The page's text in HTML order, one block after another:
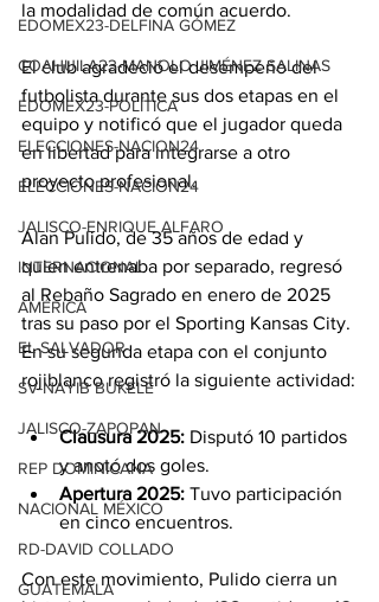
EDOMEX23-DELFINA GÓMEZ
COAHUILA23-MANOLO JIMÉNEZ SALINAS
EDOMEX23-POLÍTICA
ELECCIONES-NACION24
ELECCIONES-NACION24
JALISCO-ENRIQUE ALFARO
INTERNACIONAL
AMÉRICA
EL SALVADOR
SV-NAYIB BUKELE
JALISCO-ZAPOPAN
REP DOMINICANA
NACIONAL MÉXICO
RD-DAVID COLLADO
GUATEMALA
la modalidad de común acuerdo.
El club agradeció el desempeño del
futbolista durante sus dos etapas en el
equipo y notificó que el jugador queda
en libertad para integrarse a otro
proyecto profesional.
Alan Pulido, de 35 años de edad y
quien entrenaba por separado, regresó
al Rebaño Sagrado en enero de 2025
tras su paso por el Sporting Kansas City.
En su segunda etapa con el conjunto
rojiblanco registró la siguiente actividad:
Clausura 2025: Disputó 10 partidos
y anotó dos goles.
Apertura 2025: Tuvo participación
en cinco encuentros.
Con este movimiento, Pulido cierra un